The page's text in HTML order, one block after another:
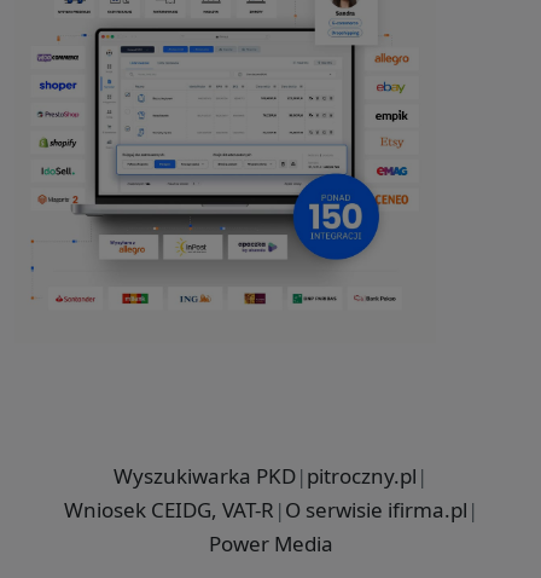
Wyszukiwarka PKD| pitroczny.pl |
Wniosek CEIDG, VAT-R | O serwisie ifirma.pl |
Power Media